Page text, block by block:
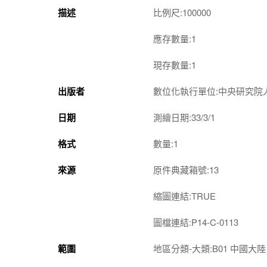
描述 比例尺:100000
應存數量:1
現存數量:1
出版者 數位化執行單位:中央研究
日期 測繪日期:33/3/1
格式 數量:1
來源 原件典藏箱號:13
縮圖連結:TRUE
圖檔連結:P14-C-0113
範圍 地區分類-大類:B01 中國大陸